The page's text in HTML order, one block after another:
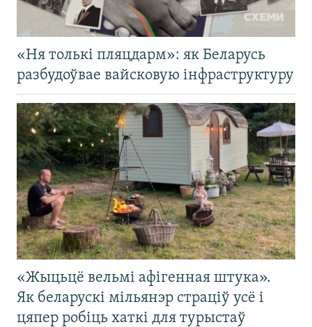
«Ня толькі пляцдарм»: як Беларусь
разбудоўвае вайсковую інфраструктуру
«Жыцьцё вельмі афігенная штука».
Як беларускі мільянэр страціў усё і
цяпер робіць хаткі для турыстаў